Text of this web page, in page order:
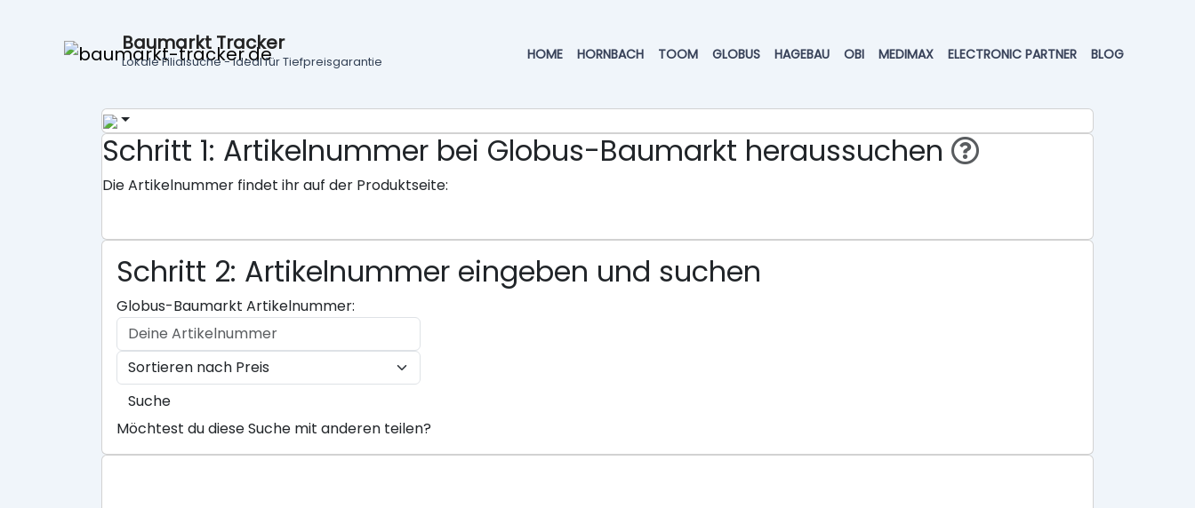
Baumarkt Tracker
Lokale Filialsuche - ideal für Tiefpreisgarantie HOME HORNBACH TOOM GLOBUS HAGEBAU OBI MEDIMAX ELECTRONIC PARTNER BLOG
Schritt 1: Artikelnummer bei Globus-Baumarkt heraussuchen
Die Artikelnummer findet ihr auf der Produktseite:
Schritt 2: Artikelnummer eingeben und suchen
Globus-Baumarkt Artikelnummer:
Suche
Möchtest du diese Suche mit anderen teilen?